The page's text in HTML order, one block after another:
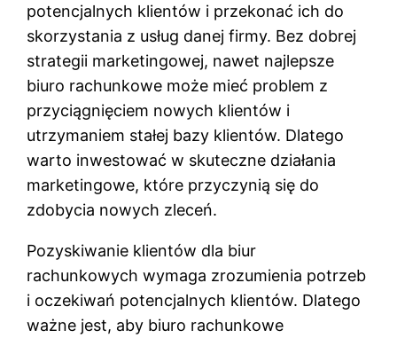
potencjalnych klientów i przekonać ich do
skorzystania z usług danej firmy. Bez dobrej
strategii marketingowej, nawet najlepsze
biuro rachunkowe może mieć problem z
przyciągnięciem nowych klientów i
utrzymaniem stałej bazy klientów. Dlatego
warto inwestować w skuteczne działania
marketingowe, które przyczynią się do
zdobycia nowych zleceń.
Pozyskiwanie klientów dla biur
rachunkowych wymaga zrozumienia potrzeb
i oczekiwań potencjalnych klientów. Dlatego
ważne jest, aby biuro rachunkowe